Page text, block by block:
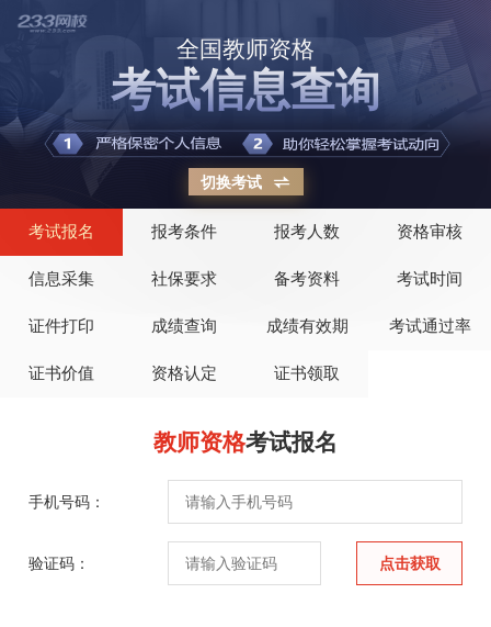
全国教师资格
考试信息查询
切换考试
考试报名 报考条件 报考人数 资格审核
信息采集 社保要求 备考资料 考试时间
证件打印 成绩查询 成绩有效期 考试通过率
证书价值 资格认定 证书领取
教师资格考试报名
手机号码：
验证码： 点击获取